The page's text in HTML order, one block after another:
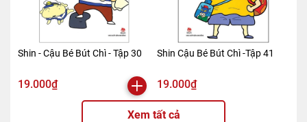
Shin - Cậu Bé Bút Chì - Tập 30
19.000₫
Shin Cậu Bé Bút Chì -Tập 41
19.000₫
Xem tất cả